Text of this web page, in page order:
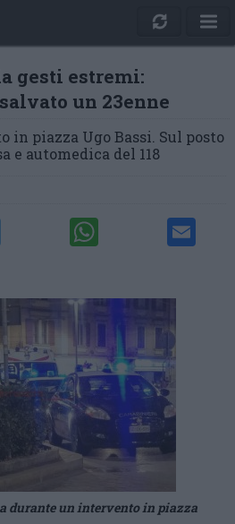
gesti estremi:
un 23enne
in piazza Ugo Bassi. Sul posto
e automedica del 118
durante un intervento in piazza